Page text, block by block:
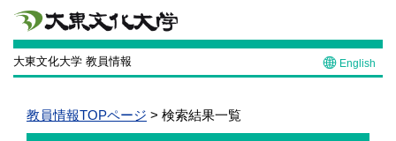
大東文化大学 教員情報 English
教員情報TOPページ > 検索結果一覧